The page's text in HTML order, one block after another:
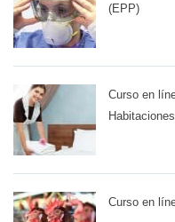
(EPP)
Curso en
Curso en